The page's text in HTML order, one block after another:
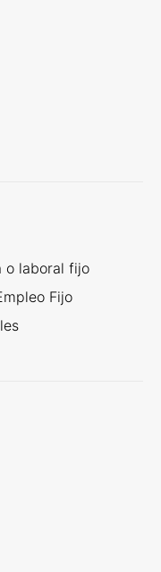
o laboral fijo
Fijo